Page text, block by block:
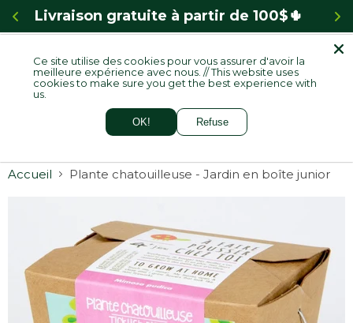
4,8🌟 Google
Menu
Accueil Plante chatouilleuse - Jardin en boîte junior
Ce site utilise des cookies pour vous assurer d'avoir la
meilleure expérience avec nous. // This website uses
cookies to make sure you get the best experience with
us.
OK! Refuse